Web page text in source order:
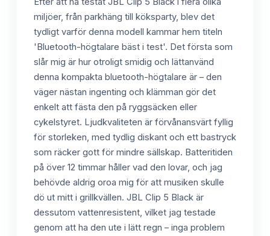
miljöer, från parkhäng till köksparty, blev det
tydligt varför denna modell kammar hem titeln
'Bluetooth-högtalare bäst i test'. Det första som
slår mig är hur otroligt smidig och lättanvänd
denna kompakta bluetooth-högtalare är – den
väger nästan ingenting och klämman gör det
enkelt att fästa den på ryggsäcken eller
cykelstyret. Ljudkvaliteten är förvånansvärt fyllig
för storleken, med tydlig diskant och ett bastryck
som räcker gott för mindre sällskap. Batteritiden
på över 12 timmar håller vad den lovar, och jag
behövde aldrig oroa mig för att musiken skulle
dö ut mitt i grillkvällen. JBL Clip 5 Black är
dessutom vattenresistent, vilket jag testade
genom att ha den ute i lätt regn – inga problem